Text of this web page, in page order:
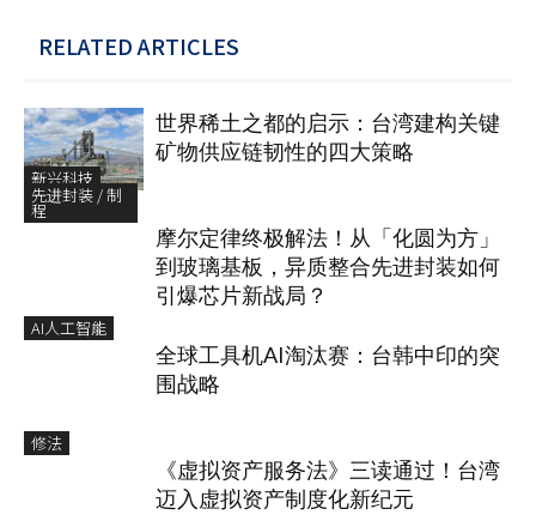
RELATED ARTICLES
新兴科技
世界稀土之都的启示：台湾建构关键
矿物供应链韧性的四大策略
先进封装 / 制
程
摩尔定律终极解法！从「化圆为方」
到玻璃基板，异质整合先进封装如何
引爆芯片新战局？
AI人工智能
全球工具机AI淘汰赛：台韩中印的突
围战略
修法
《虚拟资产服务法》三读通过！台湾
迈入虚拟资产制度化新纪元